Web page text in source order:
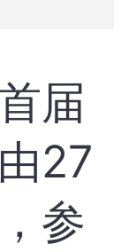
届
27
参